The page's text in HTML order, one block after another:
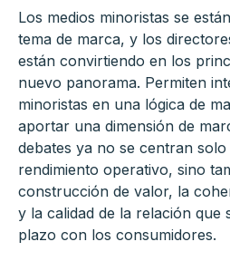
Los medios minoristas se
tema de marca, y los
están convirtiendo en los
nuevo panorama. Permiten
minoristas en una lógica de
aportar una dimensión de
debates ya no se centran
rendimiento operativo, sino
construcción de valor, la
y la calidad de la relación que
plazo con los consumidores.